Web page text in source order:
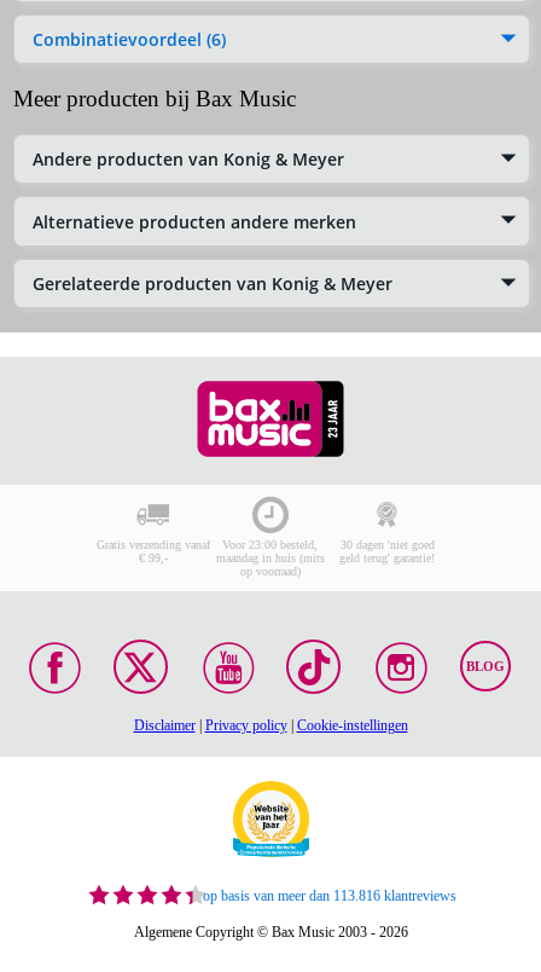
Combinatievoordeel (6)
Meer producten bij Bax Music
Andere producten van Konig & Meyer
Alternatieve producten andere merken
Gerelateerde producten van Konig & Meyer
Gratis verzending vanaf
€ 99,-
Voor 23:00 besteld,
maandag in huis (mits
op voorraad)
30 dagen 'niet goed
geld terug' garantie!
BLOG
Disclaimer| Privacy policy| Cookie-instellingen
op basis van meer dan 113.816 klantreviews
Algemene Copyright © Bax Music 2003 - 2026